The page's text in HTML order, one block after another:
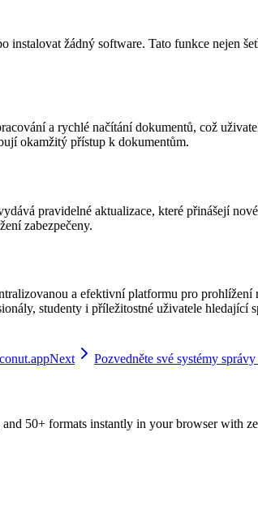
instalovat žádný software. Tato funkce nejen
a rychlé načítání dokumentů, což
okamžitý přístup k dokumentům.
pravidelné aktualizace, které přinášejí
zabezpečeny.
a efektivní platformu pro
studenty i příležitostné uživatele hledající
Next Pozvedněte své systémy
50+ formats instantly in your browser with